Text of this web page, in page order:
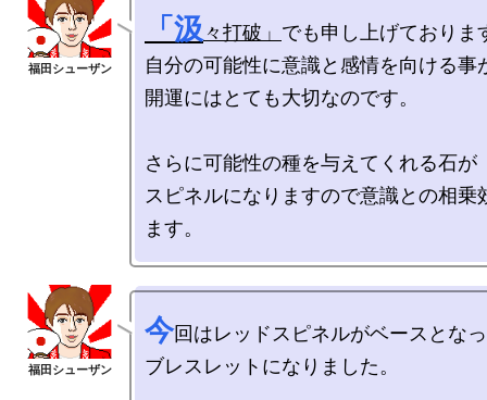
「汲々打破」 でも申し上げておりま
自分の可能性に意識と感情を向ける事
開運にはとても大切なのです。
さらに可能性の種を与えてくれる石が
スピネルになりますので意識との相乗
今回はレッドスピネルがベースとな
ブレスレットになりました。